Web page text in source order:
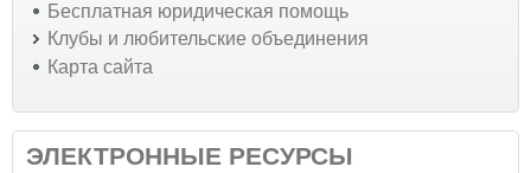
Бесплатная юридическая помощь
Клубы и любительские объединения
Карта сайта
ЭЛЕКТРОННЫЕ РЕСУРСЫ